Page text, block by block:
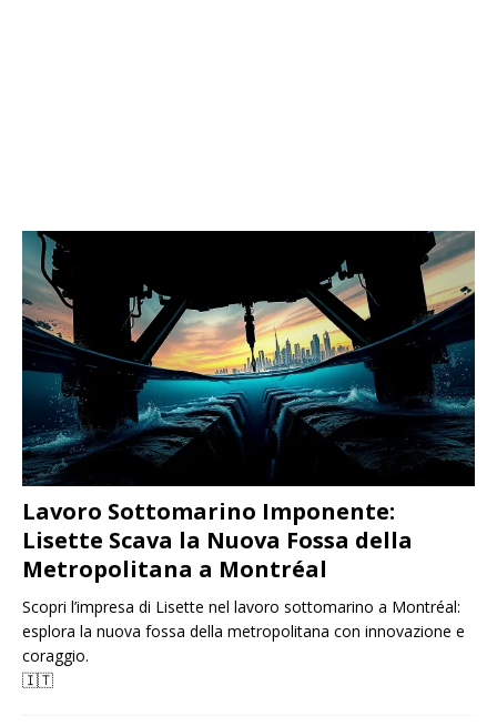
Lavoro Sottomarino Imponente:
Lisette Scava la Nuova Fossa della
Metropolitana a Montréal
Scopri l’impresa di Lisette nel lavoro sottomarino a Montréal:
esplora la nuova fossa della metropolitana con innovazione e
coraggio.
🇮🇹